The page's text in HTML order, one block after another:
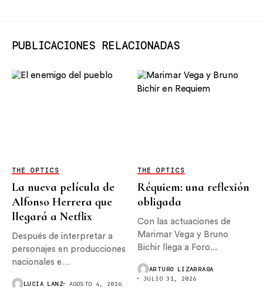
PUBLICACIONES RELACIONADAS
THE OPTICS
La nueva película de
Alfonso Herrera que
llegará a Netflix
Después de interpretar a
personajes en producciones
nacionales e
Herrera...
LUCIA LANZ AGOSTO 4, 2026
THE OPTICS
Réquiem: una reflexión
obligada
Con las actuaciones de
Marimar Vega y Bruno
Bichir llega a Foro...
ARTURO LIZARRAGA
JULIO 31, 2026